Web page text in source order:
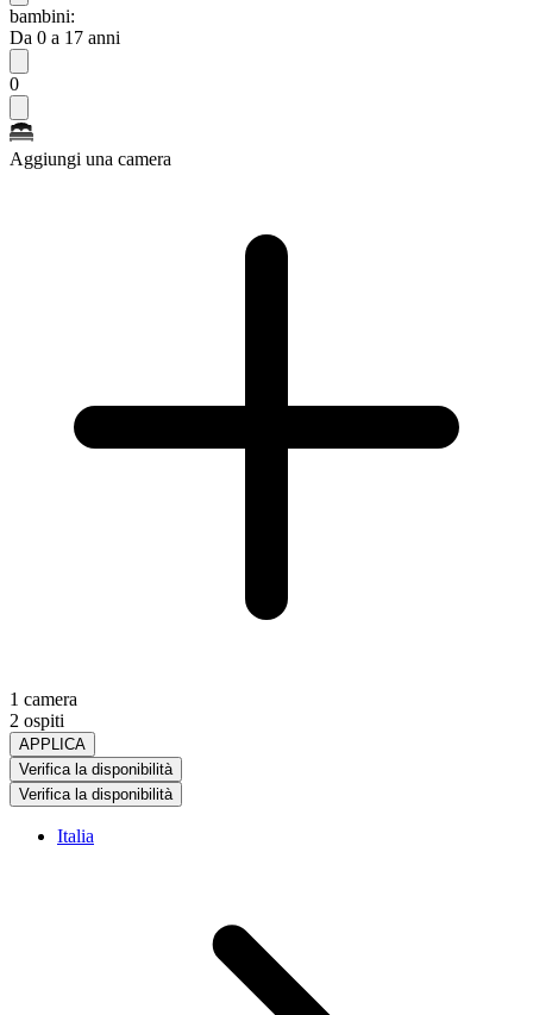
bambini:
Da 0 a 17 anni
0
Aggiungi una camera
1 camera
2 ospiti
APPLICA
Verifica la disponibilità
Verifica la disponibilità
Italia